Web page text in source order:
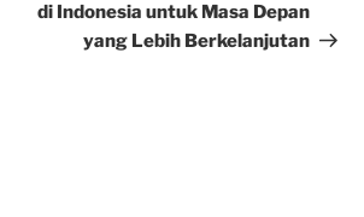
di Indonesia untuk Masa Depan
yang Lebih Berkelanjutan